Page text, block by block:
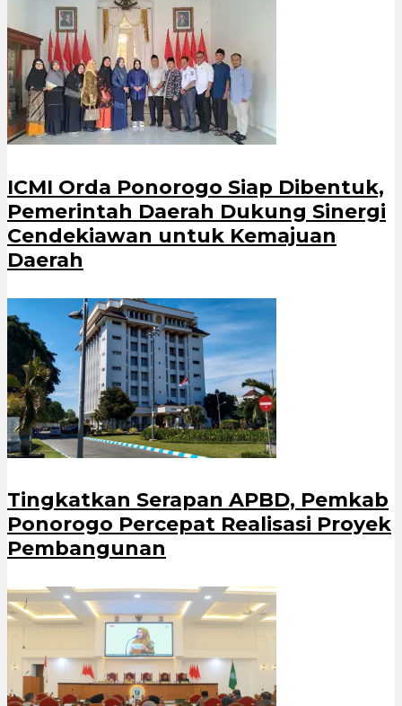
ICMI Orda Ponorogo Siap Dibentuk,
Pemerintah Daerah Dukung Sinergi
Cendekiawan untuk Kemajuan
Daerah
Tingkatkan Serapan APBD, Pemkab
Ponorogo Percepat Realisasi Proyek
Pembangunan